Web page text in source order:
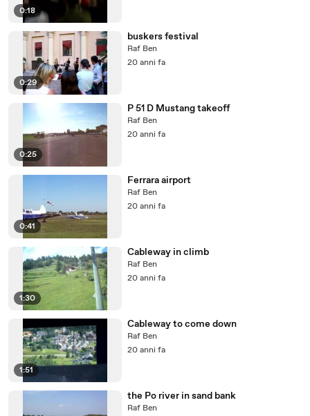
0:18
0:29
buskers festival
Raf Ben
20 anni fa
0:25
P 51 D Mustang takeoff
Raf Ben
20 anni fa
0:41
Ferrara airport
Raf Ben
20 anni fa
1:30
Cableway in climb
Raf Ben
20 anni fa
1:51
Cableway to come down
Raf Ben
20 anni fa
the Po river in sand bank
Raf Ben